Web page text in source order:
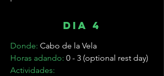
dia 4
Donde: Cabo de la Vela
Horas adando: 0 - 3 (optional rest day)
Actividades: